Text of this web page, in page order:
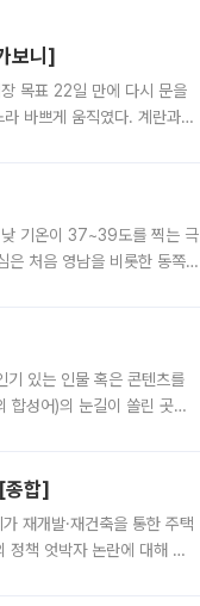
보니]
목표 22일 만에 다시 문을
바쁘게 움직였다. 계란과
낮 기온이 37~39도를 찍는 극
은 처음 영남을 비롯한 동쪽
기 있는 인물 혹은 콘텐츠를
성어)의 눈길이 쏠린 곳은
종합]
재개발·재건축을 통한 주택
정책 엇박자 논란에 대해 정